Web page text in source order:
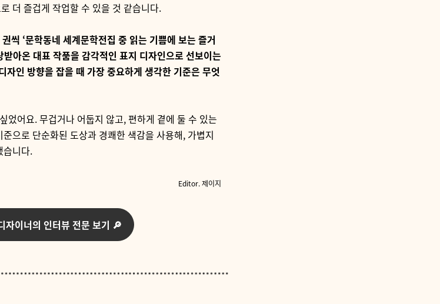
더 즐겁게 작업할 수 있을 것 같습니다.
씩 ‘문학동네 세계문학전집 중 읽는 기쁨에 보는 즐거
아온 대표 작품을 감각적인 표지 디자인으로 선보이는
자인 방향을 잡을 때 가장 중요하게 생각한 기준은 무엇
었어요.무겁거나 어둡지 않고,편하게 곁에 둘 수 있는
으로 단순화된 도상과 경쾌한 색감을 사용해, 가볍지
습니다.
Editor. 제이지
자이너의 인터뷰 전문 보기 🔎